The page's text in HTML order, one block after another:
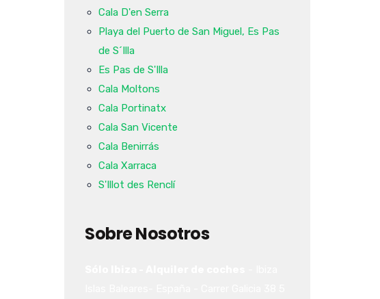
Cala D'en Serra
Playa del Puerto de San Miguel, Es Pas
de S´Illa
Es Pas de S'Illa
Cala Moltons
Cala Portinatx
Cala San Vicente
Cala Benirrás
Cala Xarraca
S'Illot des Renclí
Sobre Nosotros